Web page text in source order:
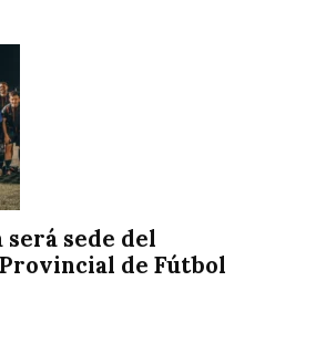
sede del
de Fútbol